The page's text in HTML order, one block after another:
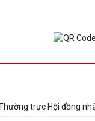
trực Hội đồng